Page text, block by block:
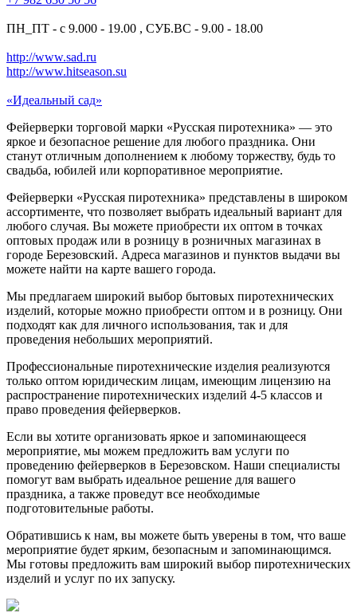
ПН_ПТ - с 9.000 - 19.00 , СУБ.ВС - 9.00 - 18.00
http://www.sad.ru
http://www.hitseason.su
«Идеальный сад»
Фейерверки торговой марки «Русская пиротехника» — это
яркое и безопасное решение для любого праздника. Они
станут отличным дополнением к любому торжеству, будь то
свадьба, юбилей или корпоративное мероприятие.
Фейерверки «Русская пиротехника» представлены в широком
ассортименте, что позволяет выбрать идеальный вариант для
любого случая. Вы можете приобрести их оптом в точках
оптовых продаж или в розницу в розничных магазинах в
городе Березовский. Адреса магазинов и пунктов выдачи вы
можете найти на карте вашего города.
Мы предлагаем широкий выбор бытовых пиротехнических
изделий, которые можно приобрести оптом и в розницу. Они
подходят как для личного использования, так и для
проведения небольших мероприятий.
Профессиональные пиротехнические изделия реализуются
только оптом юридическим лицам, имеющим лицензию на
распространение пиротехнических изделий 4-5 классов и
право проведения фейерверков.
Если вы хотите организовать яркое и запоминающееся
мероприятие, мы можем предложить вам услуги по
проведению фейерверков в Березовском. Наши специалисты
помогут вам выбрать идеальное решение для вашего
праздника, а также проведут все необходимые
подготовительные работы.
Обратившись к нам, вы можете быть уверены в том, что ваше
мероприятие будет ярким, безопасным и запоминающимся.
Мы готовы предложить вам широкий выбор пиротехнических
изделий и услуг по их запуску.